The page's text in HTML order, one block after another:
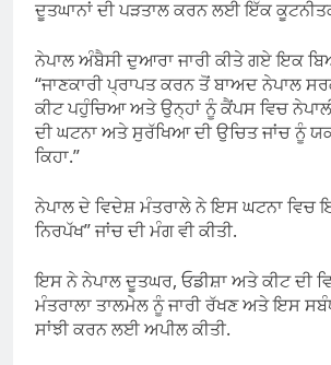
ਦੂਤਘਾਨਾਂ ਦੀ ਪੜਤਾਲ ਕਰਨ ਲਈ ਇੱਕ
ਨੇਪਾਲ ਅੰਬੈਸੀ ਦੁਆਰਾ ਜਾਰੀ ਕੀਤੇ ਗਏ ਇਕ
“ਜਾਣਕਾਰੀ ਪ੍ਰਾਪਤ ਕਰਨ ਤੋਂ ਬਾਅਦ ਨੇਪਾਲ
ਕੀਟ ਪਹੁੰਚਿਆ ਅਤੇ ਉਨ੍ਹਾਂ ਨੂੰ ਕੈਂਪਸ ਵਿਚ
ਦੀ ਘਟਨਾ ਅਤੇ ਸੁਰੱਖਿਆ ਦੀ ਉਚਿਤ ਜਾਂਚ ਨੂੰ
ਕਿਹਾ.”
ਨੇਪਾਲ ਦੇ ਵਿਦੇਸ਼ ਮੰਤਰਾਲੇ ਨੇ ਇਸ ਘਟਨਾ ਵਿਚ
ਨਿਰਪੱਖ” ਜਾਂਚ ਦੀ ਮੰਗ ਵੀ ਕੀਤੀ.
ਇਸ ਨੇ ਨੇਪਾਲ ਦੂਤਘਰ, ਓਡੀਸ਼ਾ ਅਤੇ ਕੀਟ ਦੀ
ਮੰਤਰਾਲਾ ਤਾਲਮੇਲ ਨੂੰ ਜਾਰੀ ਰੱਖਣ ਅਤੇ ਇਸ
ਸਾਂਝੀ ਕਰਨ ਲਈ ਅਪੀਲ ਕੀਤੀ.